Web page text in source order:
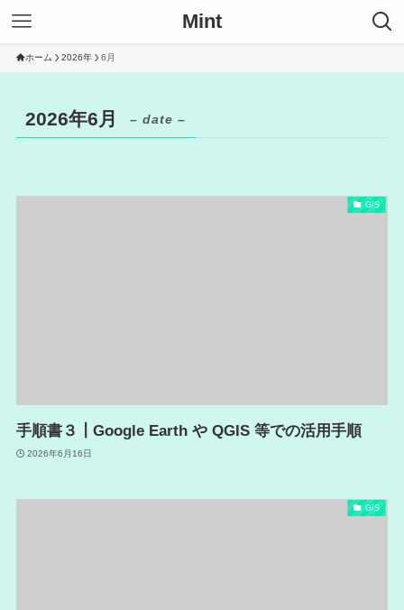
Mint
ホーム 2026年 6月
2026年6月 – date –
GIS
手順書３┃Google Earth や QGIS 等での活用手順
2026年6月16日
GIS